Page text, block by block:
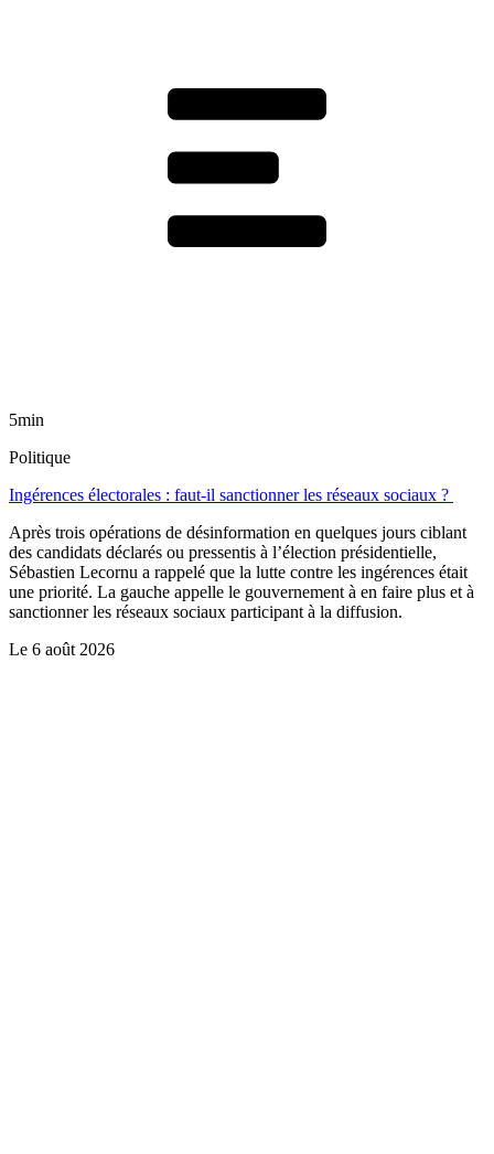
5min
Politique
Ingérences électorales : faut-il sanctionner les réseaux sociaux ?
Après trois opérations de désinformation en quelques jours ciblant
des candidats déclarés ou pressentis à l’élection présidentielle,
Sébastien Lecornu a rappelé que la lutte contre les ingérences était
une priorité. La gauche appelle le gouvernement à en faire plus et à
sanctionner les réseaux sociaux participant à la diffusion.
Le 6 août 2026